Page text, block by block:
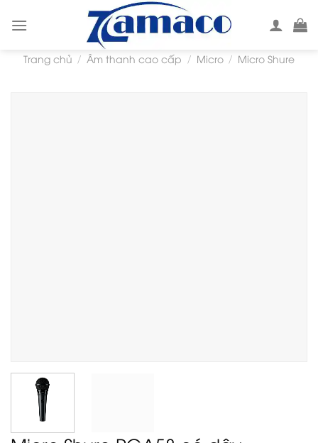
Trang chủ / Âm thanh cao cấp / Micro / Micro Shure